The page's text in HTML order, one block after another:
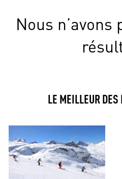
Nous n’avons
LE MEILLEUR